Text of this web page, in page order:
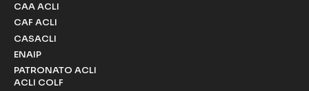
CAA ACLI
CAF ACLI
CASACLI
ENAIP
PATRONATO ACLI
ACLI COLF